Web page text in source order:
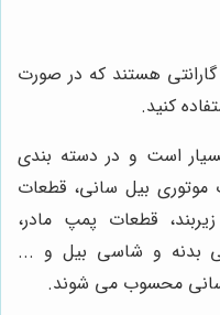
گارانتی هستند که در صورت
کنید.
است و در دسته بندی
بیل سانی، قطعات
قطعات پمپ مادر،
بدنه و شاسی بیل و ...
سانی محسوب می شوند.